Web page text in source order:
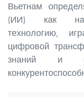
Вьетнам
(ИИ) как
технологию,
цифровой
знаний и